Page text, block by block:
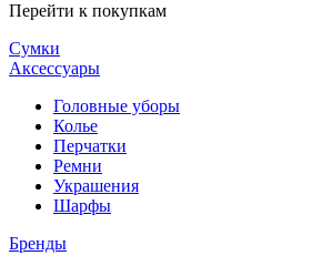
Перейти к покупкам
Сумки
Аксессуары
Головные уборы
Колье
Перчатки
Ремни
Украшения
Шарфы
Бренды